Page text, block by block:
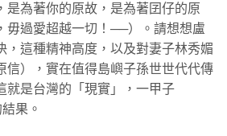
為著你的原故，是為著囝仔的原
毋過愛超越一切！──）。請想想盧
，這種精神高度，以及對妻子林秀媚
信），實在值得島嶼子孫世世代代傳
就是台灣的「現實」，一甲子
果。